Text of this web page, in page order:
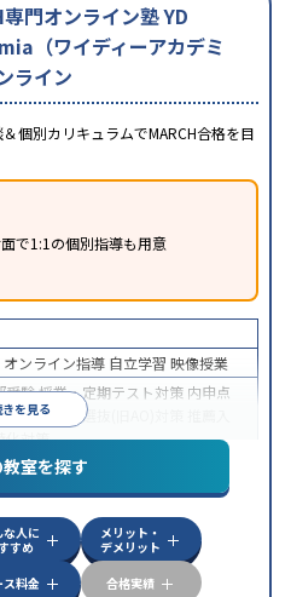
専門オンライン塾 YD
（ワイディーアカデミ
ライン
個別カリキュラムでMARCH合格を目
で1:1の個別指導も用意
を見る
オンライン指導 自立学習 映像授業
受験授業・定期テスト対策 内申点
定着 総合型選抜(旧AO)対策
化対策
対応授業の振替可能
ブレットを利用オンライン対応1
室を探す
な人に
すめ
メリット・
デメリット
ス料金 合格実績